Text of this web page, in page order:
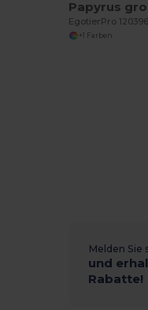
EgotierPro 120396
+1 Farben
Melden
und
Rabatte!